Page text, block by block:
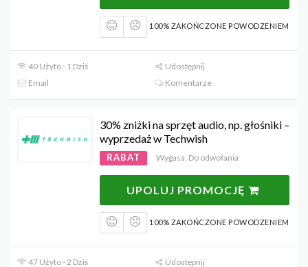
100% ZAKOŃCZONE POWODZENIEM
40 Użyto - 1 Dziś
Udostępnij
Email
Komentarze
30% zniżki na sprzęt audio, np. głośniki –
wyprzedaż w Techwish
RABAT Wygasa: Do odwołania
UPOLUJ PROMOCJĘ
100% ZAKOŃCZONE POWODZENIEM
47 Użyto - 2 Dziś
Udostępnij